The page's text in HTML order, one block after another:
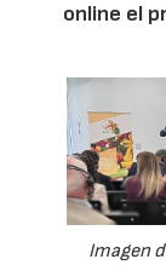
online el
Imagen